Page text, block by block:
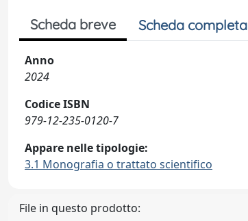
Scheda breve Scheda completa
Anno
2024
Codice ISBN
979-12-235-0120-7
Appare nelle tipologie:
3.1 Monografia o trattato scientifico
File in questo prodotto: